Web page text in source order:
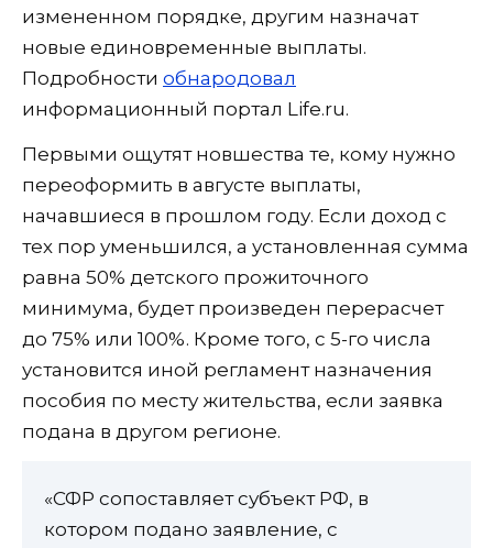
измененном порядке, другим назначат
новые единовременные выплаты.
Подробности обнародовал
информационный портал Life.ru.
Первыми ощутят новшества те, кому нужно
переоформить в августе выплаты,
начавшиеся в прошлом году. Если доход с
тех пор уменьшился, а установленная сумма
равна 50% детского прожиточного
минимума, будет произведен перерасчет
до 75% или 100%. Кроме того, с 5-го числа
установится иной регламент назначения
пособия по месту жительства, если заявка
подана в другом регионе.
«СФР сопоставляет субъект РФ, в
котором подано заявление, с